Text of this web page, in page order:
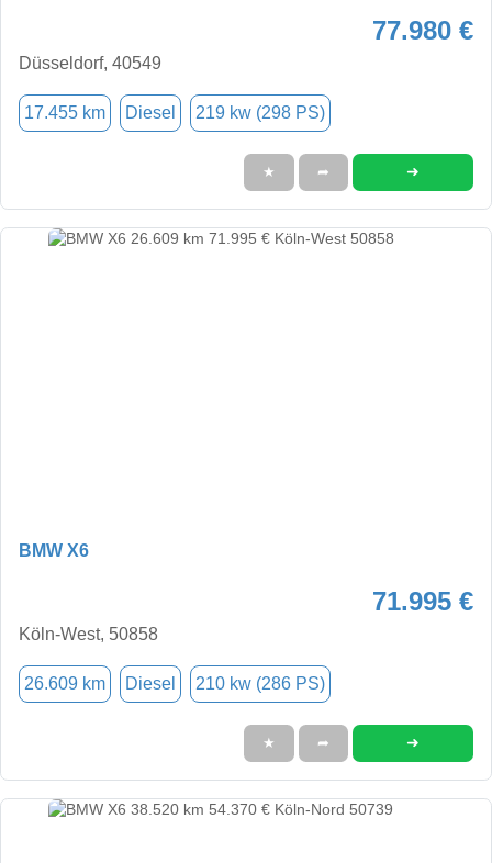
77.980 €
Düsseldorf, 40549
17.455 km Diesel 219 kw (298 PS)
★ ➦ ➜
BMW X6
71.995 €
Köln-West, 50858
26.609 km Diesel 210 kw (286 PS)
★ ➦ ➜